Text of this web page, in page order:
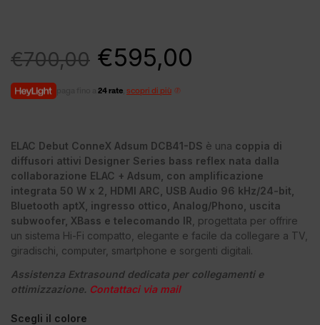
€700,00 €595,00
24 rate scopri di più
ELAC Debut ConneX Adsum DCB41-DS è una coppia di
diffusori attivi Designer Series bass reflex nata dalla
collaborazione ELAC + Adsum, con amplificazione
integrata 50 W x 2, HDMI ARC, USB Audio 96 kHz/24-bit,
Bluetooth aptX, ingresso ottico, Analog/Phono, uscita
subwoofer, XBass e telecomando IR , progettata per offrire
un sistema Hi-Fi compatto, elegante e facile da collegare a TV,
giradischi, computer, smartphone e sorgenti digitali.
Assistenza Extrasound dedicata per collegamenti e
ottimizzazione. Contattaci via mail
Scegli il colore